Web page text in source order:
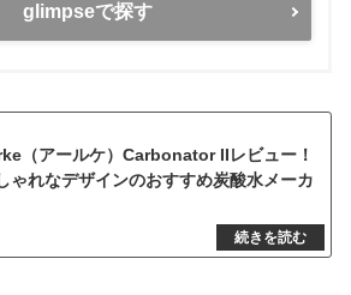
glimpseで探す
（アールケ）Carbonator IIレビュー！
ゃれなデザインのおすすめ炭酸水メーカ